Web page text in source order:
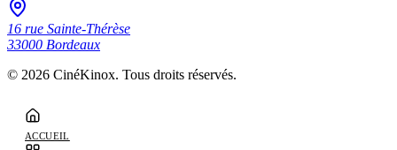
16 rue Sainte-Thérèse
33000 Bordeaux
© 2026 CinéKinox. Tous droits réservés.
ACCUEIL